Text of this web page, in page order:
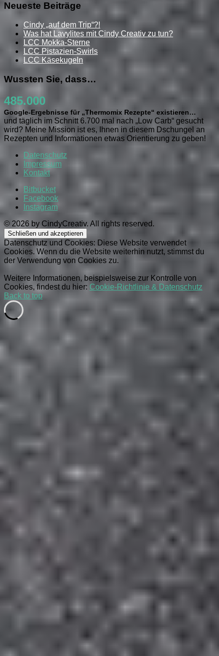
Neueste Beiträge
Cindy „auf dem Trip“?!
Was hat Lavylites mit Cindy Creativ zu tun?
LCC Mokka-Sterne
LCC Pistazien-Swirls
LCC Käsekugeln
Wussten Sie, dass…
485.000
Google-Ergebnisse für „Thermomix Rezepte“ existieren…
und täglich im Schnitt 6.700 mal nach „Low Carb“ gesucht
wird? Meine Mission ist es, Ihnen in diesem Dschungel an
Rezepten und Informationen etwas Orientierung zu geben!
Datenschutz
Impressum
Kontakt
Bitbucket
Facebook
Instagram
© 2026 by CindyCreativ. All rights reserved.
Datenschutz und Cookies: Diese Website verwendet
Cookies. Wenn du die Website weiterhin nutzt, stimmst du
der Verwendung von Cookies zu.
Weitere Informationen, beispielsweise zur Kontrolle von
Cookies, findest du hier: Cookie-Richtlinie & Datenschutz
Back to top